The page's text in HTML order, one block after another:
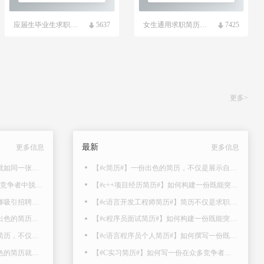
应届生毕业生求职简历模板 5637 女生通用求职简历模板 7425
更多>
更多信息
#店长个人简历#一份出色的简历就如同一张有说服力的名片，那么，如何写好一份简历呢？..
【#电子商务学生的简历#】一份出色的简历，不仅是展示自己专业能力和经验的平台，更是获..
【#电子商务简历#】一份出色的简历，不仅是展示自己专业能力和经验的平台，更是获得理想..
【#电子商务学生简历#】一份出色的简历就如同一张有说服力的名片，那么，如何写好一份简..
最新 更多信息
【#c简历#】一份出色的简历，不仅是展示自己专业能力和经验的平台，更是获得理想职位的敲..
【#c程序员面试简历#】如何构建一份既能突显您在该领域的专业实力，又能吸引招聘者注意的..
【#c语言程序员个人简历#】如何撰写一份既能展现自己专业技能，又能突显个人特色的简历？..
【#C实习简历#】如何写一份在众多竞争者中脱颖而出，赢得面试的机会的简历呢？以下是小编..